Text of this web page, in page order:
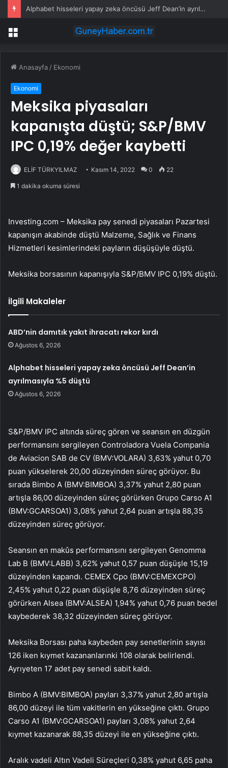
Alphabet hisseleri yapay zeka öncüsü Jeff Dean’in ayrılmasıyla %5 düştü
Menü
Anasayfa / Ekonomi
Ekonomi
Meksika piyasaları
kapanışta düştü; S&P/BMV
IPC 0,19% değer kaybetti
ELİF TÜRKYILMAZ Kasım 14, 2022 0 22
1 dakika okuma süresi
Investing.com – Meksika pay senedi piyasaları Pazartesi
kapanışın akabinde düştü Malzeme, Sağlık ve Finans
Hizmetleri kesimlerindeki payların düşüşüyle düştü.
Meksika borsasının kapanışıyla S&P/BMV IPC 0,19% düştü.
İlgili Makaleler
ABD’nin damıtık yakıt ihracatı rekor kırdı
Ağustos 6, 2026
Alphabet hisseleri yapay zeka öncüsü Jeff Dean’in
ayrılmasıyla %5 düştü
Ağustos 6, 2026
S&P/BMV IPC altında süreç gören ve seansın en düzgün
performansını sergileyen Controladora Vuela Compania
de Aviacion SAB de CV (BMV:VOLARA) 3,63% yahut 0,70
puan yükselerek 20,00 düzeyinden süreç görüyor. Bu
sırada Bimbo A (BMV:BIMBOA) 3,37% yahut 2,80 puan
artışla 86,00 düzeyinden süreç görürken Grupo Carso A1
(BMV:GCARSOA1) 3,08% yahut 2,64 puan artışla 88,35
düzeyinden süreç görüyor.
Seansın en makûs performansını sergileyen Genomma
Lab B (BMV:LABB) 3,62% yahut 0,57 puan düşüşle 15,19
düzeyinden kapandı. CEMEX Cpo (BMV:CEMEXCPO)
2,45% yahut 0,22 puan düşüşle 8,76 düzeyinden süreç
görürken Alsea (BMV:ALSEA) 1,94% yahut 0,76 puan bedel
kaybederek 38,32 düzeyinden süreç görüyor.
Meksika Borsası paha kaybeden pay senetlerinin sayısı
126 iken kıymet kazananlarınki 108 olarak belirlendi.
Ayrıyeten 17 adet pay senedi sabit kaldı.
Bimbo A (BMV:BIMBOA) payları 3,37% yahut 2,80 artışla
86,00 düzeyi ile tüm vakitlerin en yükseğine çıktı. Grupo
Carso A1 (BMV:GCARSOA1) payları 3,08% yahut 2,64
kıymet kazanarak 88,35 düzeyi ile en yükseğine çıktı.
Aralık vadeli Altın Vadeli Süreçleri 0,38% yahut 6,65 paha